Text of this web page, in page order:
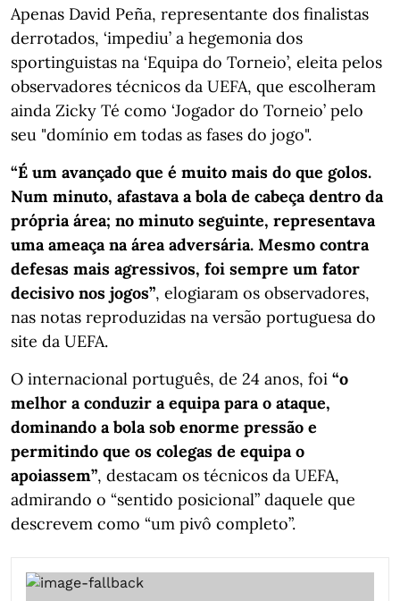
Apenas David Peña, representante dos finalistas
derrotados, ‘impediu’ a hegemonia dos
sportinguistas na ‘Equipa do Torneio’, eleita pelos
observadores técnicos da UEFA, que escolheram
ainda Zicky Té como ‘Jogador do Torneio’ pelo
seu "domínio em todas as fases do jogo".
“É um avançado que é muito mais do que golos.
Num minuto, afastava a bola de cabeça dentro da
própria área; no minuto seguinte, representava
uma ameaça na área adversária. Mesmo contra
defesas mais agressivos, foi sempre um fator
decisivo nos jogos”, elogiaram os observadores,
nas notas reproduzidas na versão portuguesa do
site da UEFA.
O internacional português, de 24 anos, foi “o
melhor a conduzir a equipa para o ataque,
dominando a bola sob enorme pressão e
permitindo que os colegas de equipa o
apoiassem”, destacam os técnicos da UEFA,
admirando o “sentido posicional” daquele que
descrevem como “um pivô completo”.